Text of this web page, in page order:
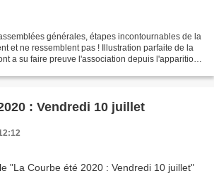
générales, étapes incontournables de la
et ne ressemblent pas ! Illustration parfaite de la
a su faire preuve l'association depuis l'apparition
: Vendredi 10 juillet